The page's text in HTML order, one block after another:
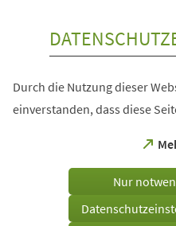
Durch die Nutzung dieser
einverstanden, dass diese
einem
Tab)
Nur